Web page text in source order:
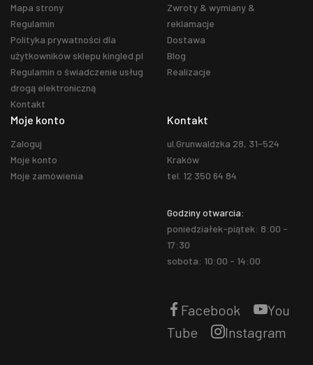
Mapa strony
Regulamin
Polityka prywatności dla
użytkowników sklepu kingled.pl
Regulamin o świadczenie usług
drogą elektroniczną
Kontakt
Zwroty & wymiany &
reklamacje
Dostawa
Blog
Realizacje
Moje konto
Zaloguj
Moje konto
Moje zamówienia
Kontakt
ul.Grunwaldzka 28, 31-524
Kraków
tel. 12 350 64 84
Godziny otwarcia:
poniedziałek-piątek: 8:00 -
17:30
sobota: 10:00 - 14:00
Facebook
You
Tube
Instagram